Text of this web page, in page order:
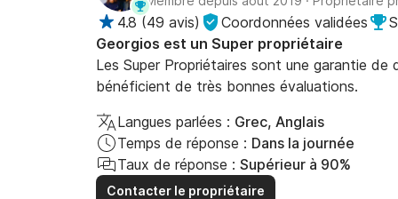
4.8 (49 avis) Coordonnées validées
Georgios est un Super propriétaire
Les Super Propriétaires sont une garantie
bénéficient de très bonnes évaluations.
Langues parlées : Grec, Anglais
Temps de réponse : Dans la journée
Taux de réponse : Supérieur à 90%
Contacter le propriétaire